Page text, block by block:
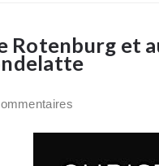
Rotenburg et